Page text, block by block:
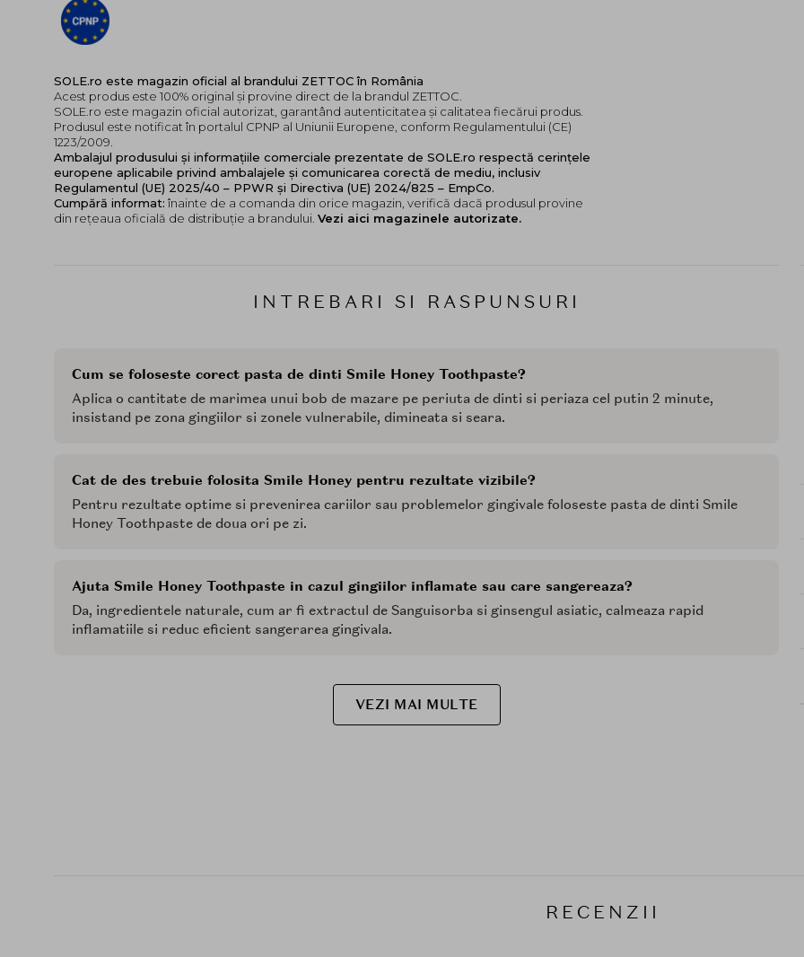
SOLE.ro este magazin oficial al brandului ZETTOC în România
Acest produs este 100% original și provine direct de la brandul ZETTOC.
SOLE.ro este magazin oficial autorizat, garantând autenticitatea și calitatea fiecărui produs.
Produsul este notificat în portalul CPNP al Uniunii Europene, conform Regulamentului (CE)
1223/2009.
Ambalajul produsului și informațiile comerciale prezentate de SOLE.ro respectă cerințele
europene aplicabile privind ambalajele și comunicarea corectă de mediu, inclusiv
Regulamentul (UE) 2025/40 – PPWR și Directiva (UE) 2024/825 – EmpCo.
Cumpără informat: înainte de a comanda din orice magazin, verifică dacă produsul provine
din rețeaua oficială de distribuție a brandului. Vezi aici magazinele autorizate.
INTREBARI SI RASPUNSURI
Cum se foloseste corect pasta de dinti Smile Honey Toothpaste?
Aplica o cantitate de marimea unui bob de mazare pe periuta de dinti si periaza cel putin 2 minute,
insistand pe zona gingiilor si zonele vulnerabile, dimineata si seara.
Cat de des trebuie folosita Smile Honey pentru rezultate vizibile?
Pentru rezultate optime si prevenirea cariilor sau problemelor gingivale foloseste pasta de dinti Smile
Honey Toothpaste de doua ori pe zi.
Ajuta Smile Honey Toothpaste in cazul gingiilor inflamate sau care sangereaza?
Da, ingredientele naturale, cum ar fi extractul de Sanguisorba si ginsengul asiatic, calmeaza rapid
inflamatiile si reduc eficient sangerarea gingivala.
VEZI MAI MULTE
RECENZII